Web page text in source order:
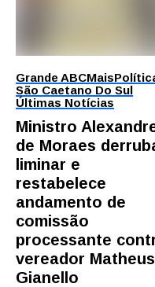
Grande ABCMais
São Caetano Do Sul
Últimas Notícias
Ministro
de Moraes
liminar e
restabelece
andamento de
comissão
processante
vereador Matheus
Gianello